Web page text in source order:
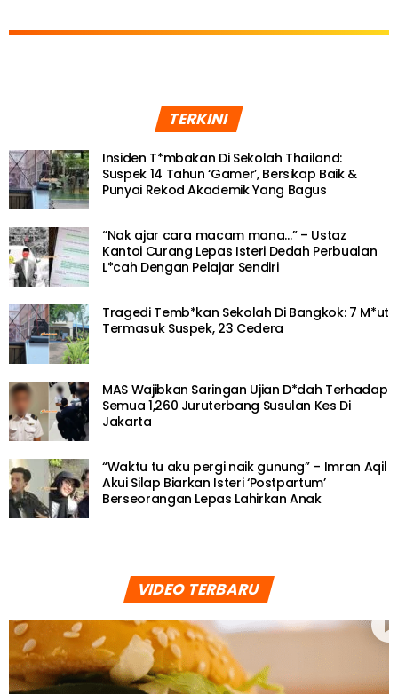
TERKINI
Insiden T*mbakan Di Sekolah Thailand:
Suspek 14 Tahun ‘Gamer’, Bersikap Baik &
Punyai Rekod Akademik Yang Bagus
“Nak ajar cara macam mana…” – Ustaz
Kantoi Curang Lepas Isteri Dedah Perbualan
L*cah Dengan Pelajar Sendiri
Tragedi Temb*kan Sekolah Di Bangkok: 7 M*ut
Termasuk Suspek, 23 Cedera
MAS Wajibkan Saringan Ujian D*dah Terhadap
Semua 1,260 Juruterbang Susulan Kes Di
Jakarta
“Waktu tu aku pergi naik gunung” – Imran Aqil
Akui Silap Biarkan Isteri ‘Postpartum’
Berseorangan Lepas Lahirkan Anak
VIDEO TERBARU